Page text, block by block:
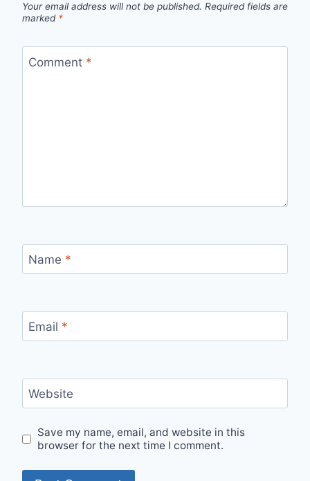
Your email address will not be published. Required fields are
marked *
Comment *
Name *
Email *
Website
Save my name, email, and website in this
browser for the next time I comment.